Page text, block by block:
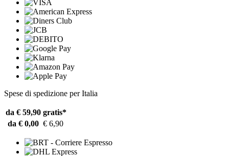
Spese di spedizione per Italia
da € 59,90 gratis*
da € 0,00 € 6,90